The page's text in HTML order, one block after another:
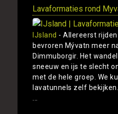
Lavaformaties rond
IJsland - Allereerst
bevroren Mývatn meer
Dimmuborgir. Het
sneeuw en ijs te slecht
met de hele groep. We
lavatunnels zelf
...